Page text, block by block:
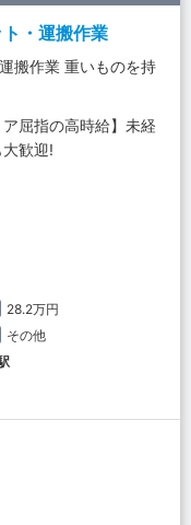
・運搬作業
搬作業 重いものを持
ア屈指の高時給】未経
歓迎!
28.2万円
その他